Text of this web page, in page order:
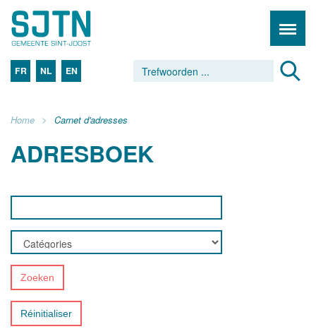
FR NL EN
Home Carnet d'adresses
ADRESBOEK
Zoeken
Réinitialiser